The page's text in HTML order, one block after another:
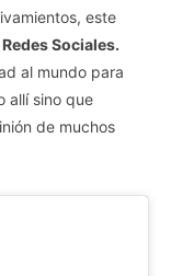
este
Redes Sociales.
al mundo para
allí sino que
de muchos